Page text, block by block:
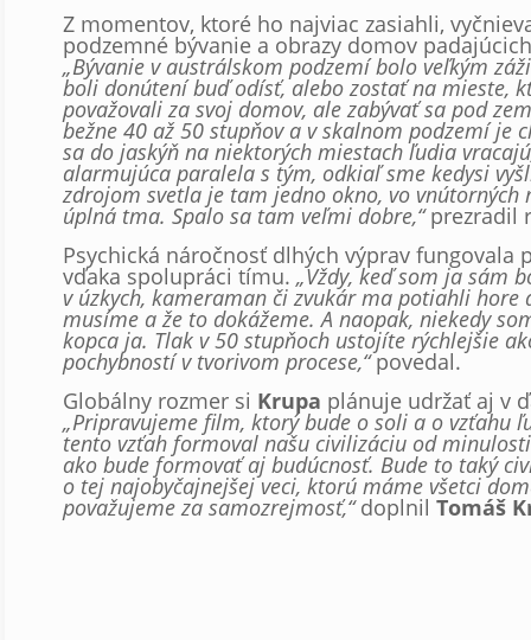
Z momentov, ktoré ho najviac zasiahli,
podzemné bývanie a obrazy domov
„Bývanie v austrálskom podzemí bolo veľkým
boli donútení buď odísť, alebo zostať na mieste,
považovali za svoj domov, ale zabývať sa pod
bežne 40 až 50 stupňov a v skalnom podzemí je
sa do jaskýň na niektorých miestach ľudia
alarmujúca paralela s tým, odkiaľ sme kedysi
zdrojom svetla je tam jedno okno, vo vnútorných
úplná tma. Spalo sa tam veľmi dobre,“prezradil
Psychická náročnosť dlhých výprav fungovala
vďaka spolupráci tímu.„Vždy, keď som ja sám
v úzkych, kameraman či zvukár ma potiahli hore
musíme a že to dokážeme. A naopak, niekedy
kopca ja. Tlak v 50 stupňoch ustojíte rýchlejšie
pochybností v tvorivom procese,“povedal.
Globálny rozmer si Krupa plánuje udržať aj v
„Pripravujeme film, ktorý bude o soli a o vzťahu
tento vzťah formoval našu civilizáciu od
ako bude formovať aj budúcnosť. Bude to taký
o tej najobyčajnejšej veci, ktorú máme všetci
považujeme za samozrejmosť,“doplnilTomáš